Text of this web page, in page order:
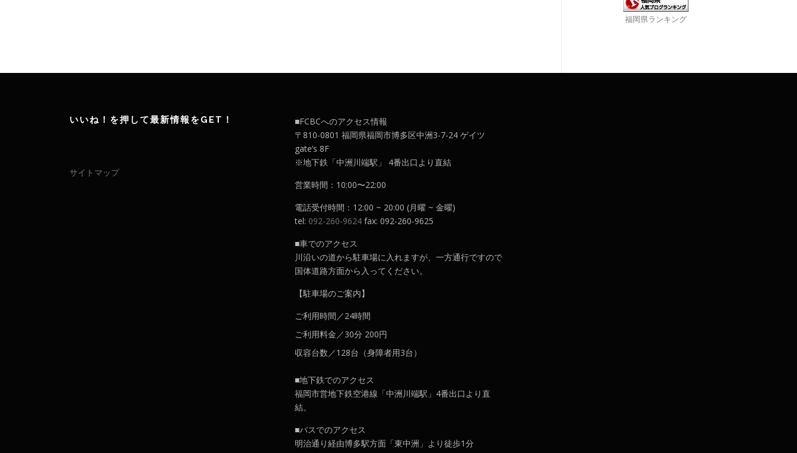
福岡県ランキング
いいね！を押して最新情報をGET！
サイトマップ
■FCBCへのアクセス情報
〒810-0801 福岡県福岡市博多区中洲3-7-24 ゲイツ
gate’s 8F
※地下鉄「中洲川端駅」 4番出口より直結
営業時間：10:00〜22:00
電話受付時間：12:00 ~ 20:00 (月曜 ~ 金曜)
tel: 092-260-9624 fax: 092-260-9625
■車でのアクセス
川沿いの道から駐車場に入れますが、一方通行ですので
国体道路方面から入ってください。
【駐車場のご案内】
ご利用時間／24時間
ご利用料金／30分 200円
収容台数／128台（身障者用3台）
■地下鉄でのアクセス
福岡市営地下鉄空港線「中洲川端駅」4番出口より直
結。
■バスでのアクセス
明治通り経由博多駅方面「東中洲」より徒歩1分